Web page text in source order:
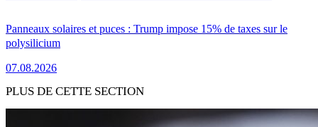
Panneaux solaires et puces : Trump impose 15% de taxes sur le
polysilicium
07.08.2026
PLUS DE CETTE SECTION